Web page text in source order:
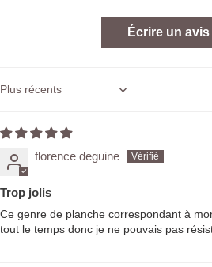
Écrire un avis
Sort by
florence deguine
Trop jolis
Ce genre de planche correspondant à
tout le temps donc je ne pouvais pas